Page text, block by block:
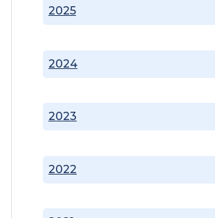
2022
2023
2024
2025